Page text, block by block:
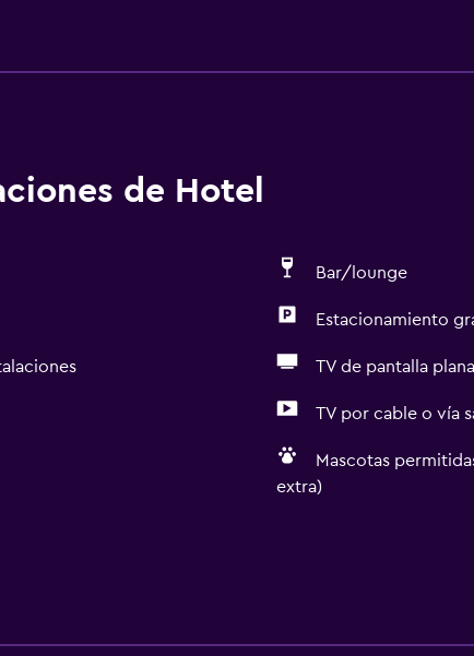
de Hotel
Bar/lounge
Estacionamiento
TV de pantalla plana
TV por cable o vía
Mascotas
extra)